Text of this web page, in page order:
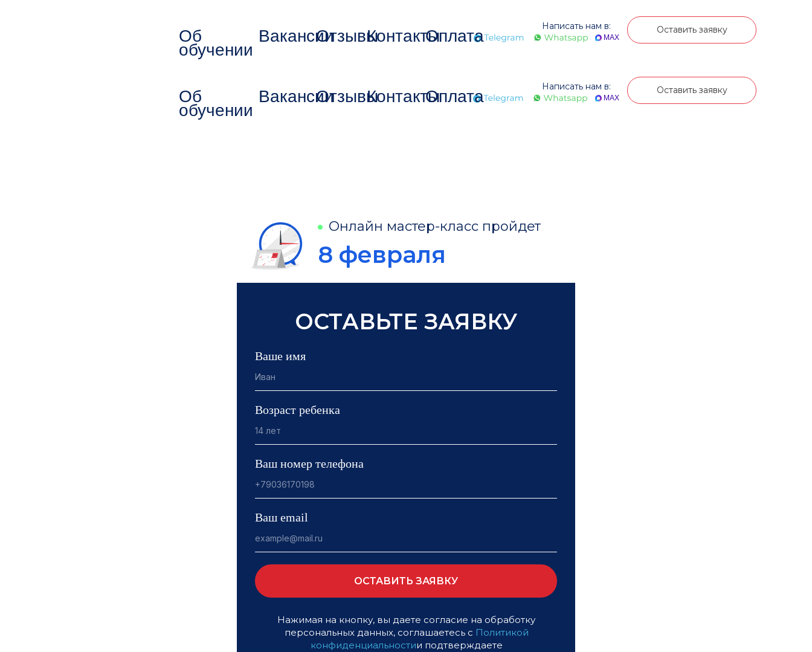
Написать нам в: Оставить заявку
Об
обучении
ВакансииОтзывыКонтактыОплата MAX
Написать нам в: Оставить заявку
Об
обучении
ВакансииОтзывыКонтактыОплата MAX
ОСТАВЬТЕ ЗАЯВКУ
Ваше имя
Возраст ребенка
Ваш номер телефона
Ваш email
ОСТАВИТЬ ЗАЯВКУ
Нажимая на кнопку, вы даете согласие на обработку
персональных данных, соглашаетесь с Политикой
конфиденциальностии подтверждаете
Онлайн мастер-класс пройдет
8 февраля